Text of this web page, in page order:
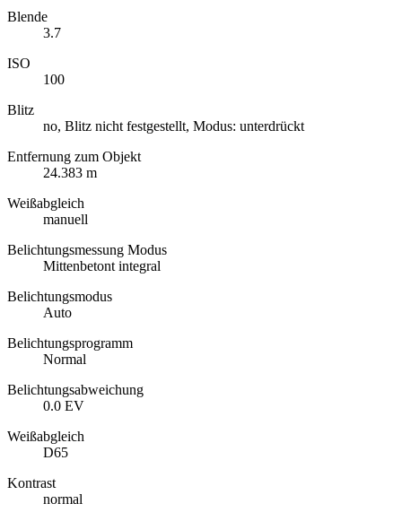
Blende
3.7
ISO
100
Blitz
no, Blitz nicht festgestellt, Modus: unterdrückt
Entfernung zum Objekt
24.383 m
Weißabgleich
manuell
Belichtungsmessung Modus
Mittenbetont integral
Belichtungsmodus
Auto
Belichtungsprogramm
Normal
Belichtungsabweichung
0.0 EV
Weißabgleich
D65
Kontrast
normal